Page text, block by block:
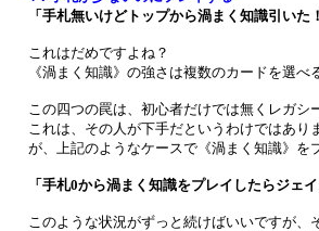
「手札無いけどトップから渦まく知識引いた
これはだめですよね？
《渦まく知識》の強さは複数のカードを選
この四つの罠は、初心者だけでは無くレガ
これは、その人が下手だというわけではあ
が、上記のようなケースで《渦まく知識》
「手札0から渦まく知識をプレイしたらジェ
このような状況がずっと続けばいいですが